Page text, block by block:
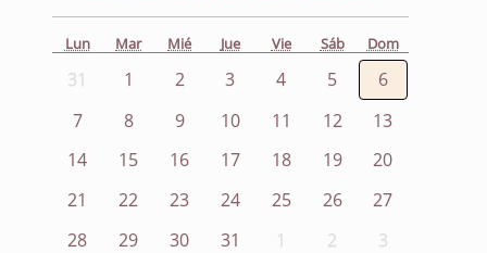
Lun Mar Mié Jue Vie Sáb Dom
31 1 2 3 4 5
6
7
8 9 10 11 12
13
14
15 16 17 18 19
20
21
22 23 24 25 26
27
28
29 30 31 1 2 3